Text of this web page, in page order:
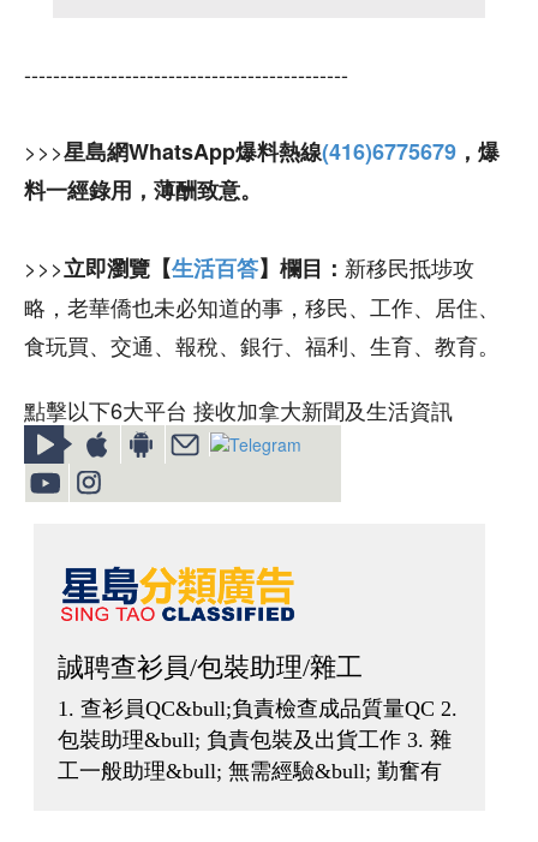
---------------------------------------------
>>>星島網WhatsApp爆料熱線(416)6775679 ，爆
料一經錄用，薄酬致意。
>>>立即瀏覽【生活百答】欄目： 新移民抵埗攻
略，老華僑也未必知道的事，移民、工作、居住、
食玩買、交通、報稅、銀行、福利、生育、教育。
點擊以下6大平台 接收加拿大新聞及生活資訊